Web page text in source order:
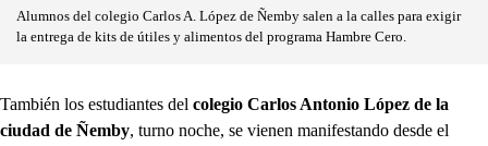
Alumnos del colegio Carlos A. López de Ñemby salen a la calles para exigir
la entrega de kits de útiles y alimentos del programa Hambre Cero.
También los estudiantes del colegio Carlos Antonio López de la
ciudad de Ñemby, turno noche, se vienen manifestando desde el